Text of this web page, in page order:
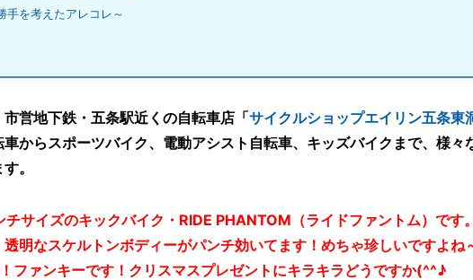
手を考えたアレコレ～
営地下鉄・五条駅近くの自転車店「サイクルショップエイリン五条東
からスポーツバイク、電動アシスト自転車、キッズバイクまで、様々
。
サイズのキックバイク・RIDE PHANTOM（ライドファントム）です
明なスケルトンボディーがパンチ効いてます！めちゃ珍しいですよね
ファンキーです！クリスマスプレゼントにキラキラどうですか(^^♪